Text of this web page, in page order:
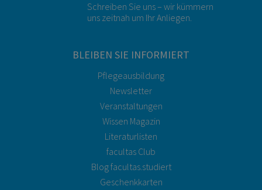
Schreiben Sie uns – wir kümmern
uns zeitnah um Ihr Anliegen.
BLEIBEN SIE INFORMIERT
Pflegeausbildung
Newsletter
Veranstaltungen
Wissen Magazin
Literaturlisten
facultas Club
Blog facultas.studiert
Geschenkkarten